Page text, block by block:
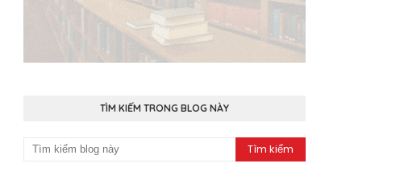
TÌM KIẾM TRONG BLOG NÀY